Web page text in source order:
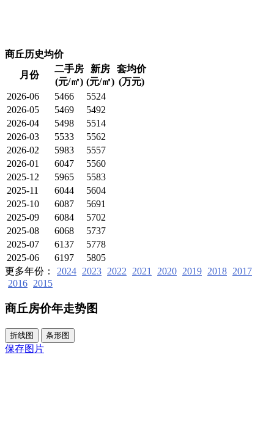
商丘历史均价
月份
二手房
(元/㎡)
新房
(元/㎡)
套均价
(万元)
2026-06
5466
5524
2026-05
5469
5492
2026-04
5498
5514
2026-03
5533
5562
2026-02
5983
5557
2026-01
6047
5560
2025-12
5965
5583
2025-11
6044
5604
2025-10
6087
5691
2025-09
6084
5702
2025-08
6068
5737
2025-07
6137
5778
2025-06
6197
5805
更多年份：
2024 2023 2022 2021 2020 2019 2018 2017
2016 2015
商丘房价年走势图
折线图 条形图
保存图片